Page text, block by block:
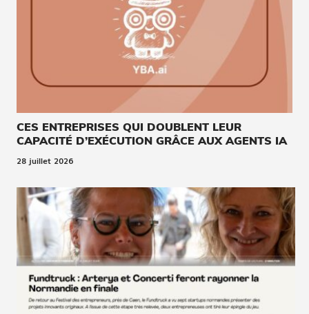
CES ENTREPRISES QUI DOUBLENT LEUR
CAPACITÉ D’EXÉCUTION GRÂCE AUX AGENTS IA
28 juillet 2026